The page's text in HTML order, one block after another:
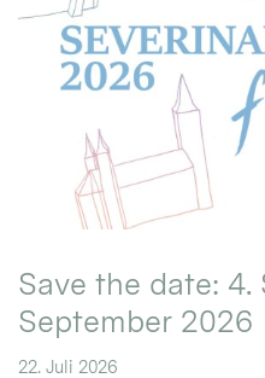
Save the date: 4.
September 2026
22. Juli 2026